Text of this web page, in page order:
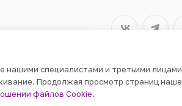
специалистами и третьими
Продолжая просмотр страниц
файлов Cookie.